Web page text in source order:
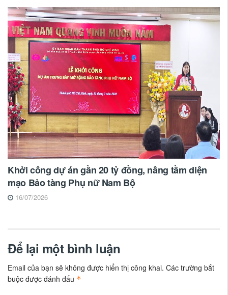
Khởi công dự án gần 20 tỷ đồng, nâng tầm diện
mạo Bảo tàng Phụ nữ Nam Bộ
16/07/2026
Để lại một bình luận
Email của bạn sẽ không được hiển thị công khai. Các trường bắt
buộc được đánh dấu *